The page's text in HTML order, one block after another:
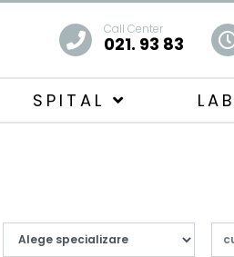
Call Center
021. 93 83
SPITAL